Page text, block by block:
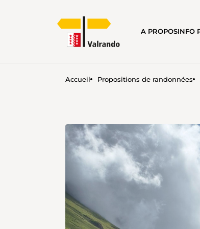
A PROPOSINFO
Accueil Propositions de randonnées